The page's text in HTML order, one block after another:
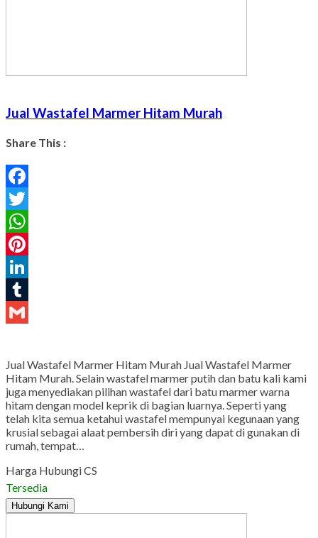
Jual Wastafel Marmer Hitam Murah
Share This :
Facebook
Twitter
WhatsApp
Pinterest
LinkedIn
Tumblr
Jual Wastafel Marmer Hitam Murah Jual Wastafel Marmer
Hitam Murah. Selain wastafel marmer putih dan batu kali kami
juga menyediakan pilihan wastafel dari batu marmer warna
hitam dengan model keprik di bagian luarnya. Seperti yang
telah kita semua ketahui wastafel mempunyai kegunaan yang
krusial sebagai alaat pembersih diri yang dapat di gunakan di
rumah, tempat…
Harga Hubungi CS
Tersedia
Hubungi Kami